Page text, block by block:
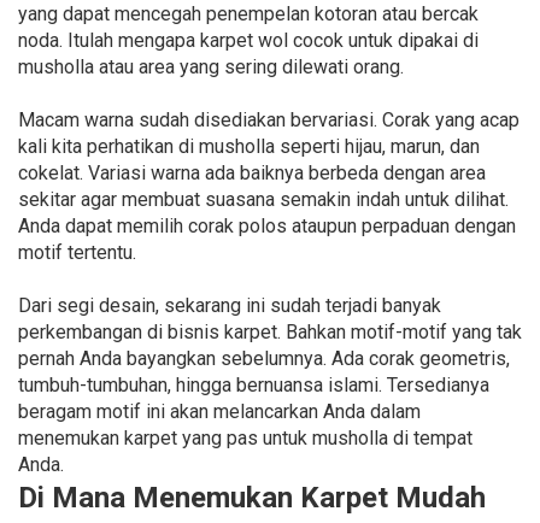
yang dapat mencegah penempelan kotoran atau bercak
noda. Itulah mengapa karpet wol cocok untuk dipakai di
musholla atau area yang sering dilewati orang.
Macam warna sudah disediakan bervariasi. Corak yang acap
kali kita perhatikan di musholla seperti hijau, marun, dan
cokelat. Variasi warna ada baiknya berbeda dengan area
sekitar agar membuat suasana semakin indah untuk dilihat.
Anda dapat memilih corak polos ataupun perpaduan dengan
motif tertentu.
Dari segi desain, sekarang ini sudah terjadi banyak
perkembangan di bisnis karpet. Bahkan motif-motif yang tak
pernah Anda bayangkan sebelumnya. Ada corak geometris,
tumbuh-tumbuhan, hingga bernuansa islami. Tersedianya
beragam motif ini akan melancarkan Anda dalam
menemukan karpet yang pas untuk musholla di tempat
Anda.
Di Mana Menemukan Karpet Mudah